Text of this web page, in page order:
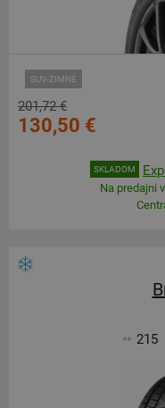
SUV-ZIMNÉ
201,72 €
130,50 €
SKLADOM
Na predajni
215